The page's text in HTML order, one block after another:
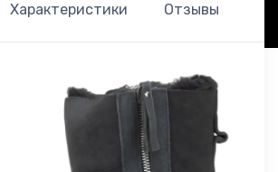
Характеристики Отзывы